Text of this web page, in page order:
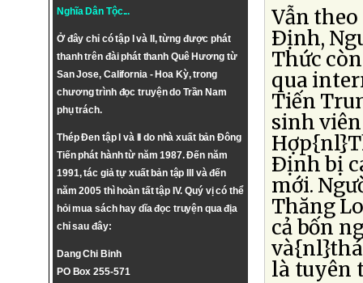
Nghĩa Dân Tộc...
Ở đây chỉ có tập I và II, từng được phát
thanh trên đài phát thanh Quê Hương từ
San Jose, California - Hoa Kỳ, trong
chương trình đọc truyện do Trần Nam
phụ trách.
Thép Đen tập I và II do nhà xuất bản Đông
Tiến phát hành từ năm 1987. Đến năm
1991, tác giả tự xuất bản tập III và đến
năm 2005 thì hoàn tất tập IV. Quý vị có thể
hỏi mua sách hay dĩa đọc truyện qua địa
chỉ sau đây:
Dang Chi Binh
PO Box 255-571
Vẫn
Ðịnh,
Thức
qua
Tiến
sinh
Ðịnh bị
mới.
Thăng
cả bốn
là tuyên